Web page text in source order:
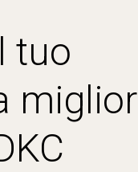
tuo
miglior